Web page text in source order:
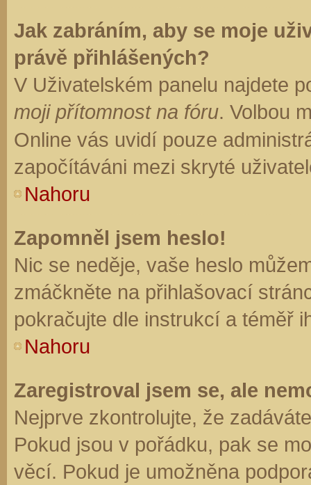
Jak zabráním, aby se moje
právě přihlášených?
V Uživatelském panelu najdete
moji přítomnost na fóru. Volbou
Online vás uvidí pouze
započítáváni mezi skryté
Nahoru
Zapomněl jsem heslo!
Nic se neděje, vaše heslo
zmáčkněte na přihlašovací
pokračujte dle instrukcí a téměř
Nahoru
Zaregistroval jsem se, ale
Nejprve zkontrolujte, že
Pokud jsou v pořádku, pak se
věcí. Pokud je umožněna